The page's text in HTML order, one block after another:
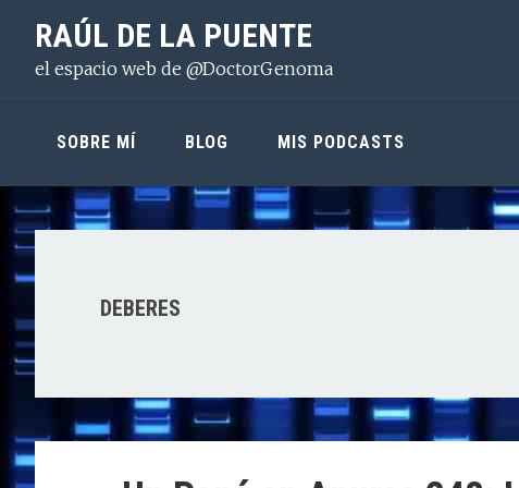
principal
contenido
lateral
RAÚL DE LA PUENTE
el espacio web de @DoctorGenoma
SOBRE MÍ BLOG MIS PODCASTS
DEBERES